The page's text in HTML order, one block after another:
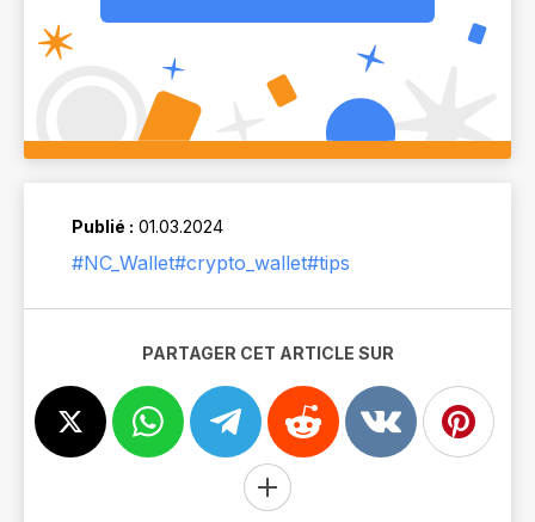
Publié : 01.03.2024
#NC_Wallet#crypto_wallet#tips
PARTAGER CET ARTICLE SUR